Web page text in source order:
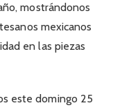
mostrándonos
mexicanos
en las piezas
este domingo 25